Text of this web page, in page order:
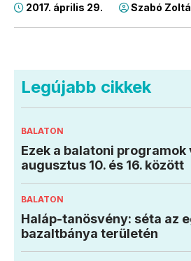
2017. április 29. Szabó
Legújabb cikkek
BALATON
Ezek a balatoni programok
augusztus 10. és 16. között
BALATON
Haláp-tanösvény: séta az
bazaltbánya területén